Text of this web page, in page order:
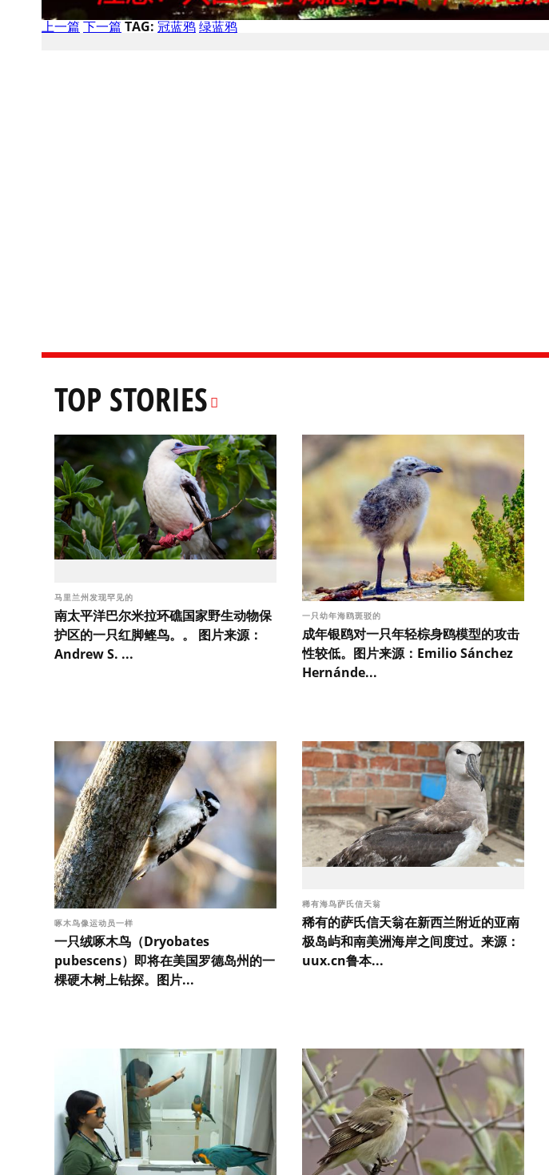
上一篇 下一篇 TAG: 冠蓝鸦绿蓝鸦
TOP STORIES
马里兰州发现罕见的
南太平洋巴尔米拉环礁国家野生动物保
护区的一只红脚鲣鸟。。 图片来源：
Andrew S. ...
一只幼年海鸥斑驳的
成年银鸥对一只年轻棕身鸥模型的攻击
性较低。图片来源：Emilio Sánchez
Hernánde...
啄木鸟像运动员一样
一只绒啄木鸟（Dryobates
pubescens）即将在美国罗德岛州的一
棵硬木树上钻探。图片...
稀有海鸟萨氏信天翁
稀有的萨氏信天翁在新西兰附近的亚南
极岛屿和南美洲海岸之间度过。来源：
uux.cn鲁本...